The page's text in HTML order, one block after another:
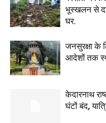
भूस्खलन से
घर.
जनसुरक्षा के
आदेशों तक
केदारनाथ
घंटों बंद,